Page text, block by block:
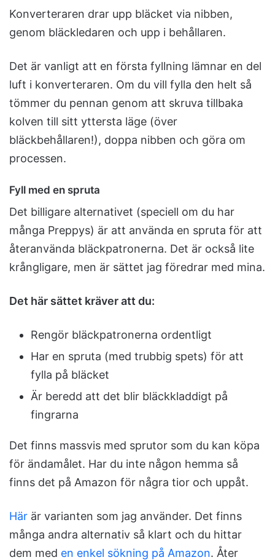
Konverteraren drar upp bläcket via nibben,
genom bläckledaren och upp i behållaren.
Det är vanligt att en första fyllning lämnar en del
luft i konverteraren. Om du vill fylla den helt så
tömmer du pennan genom att skruva tillbaka
kolven till sitt yttersta läge (över
bläckbehållaren!), doppa nibben och göra om
processen.
Fyll med en spruta
Det billigare alternativet (speciell om du har
många Preppys) är att använda en spruta för att
återanvända bläckpatronerna. Det är också lite
krångligare, men är sättet jag föredrar med mina.
Det här sättet kräver att du:
Rengör bläckpatronerna ordentligt
Har en spruta (med trubbig spets) för att
fylla på bläcket
Är beredd att det blir bläckkladdigt på
fingrarna
Det finns massvis med sprutor som du kan köpa
för ändamålet. Har du inte någon hemma så
finns det på Amazon för några tior och uppåt.
Här är varianten som jag använder. Det finns
många andra alternativ så klart och du hittar
dem med en enkel sökning på Amazon. Åter